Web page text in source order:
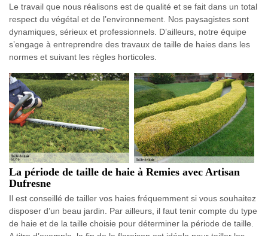
Le travail que nous réalisons est de qualité et se fait dans un total
respect du végétal et de l’environnement. Nos paysagistes sont
dynamiques, sérieux et professionnels. D’ailleurs, notre équipe
s’engage à entreprendre des travaux de taille de haies dans les
normes et suivant les règles horticoles.
La période de taille de haie à Remies avec Artisan
Dufresne
Il est conseillé de tailler vos haies fréquemment si vous souhaitez
disposer d’un beau jardin. Par ailleurs, il faut tenir compte du type
de haie et de la taille choisie pour déterminer la période de taille.